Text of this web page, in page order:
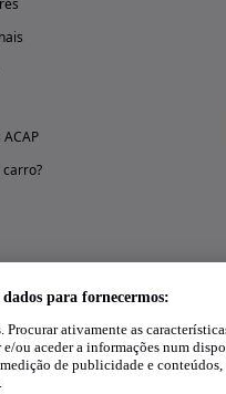
dados para fornecermos:
ativamente as
ou aceder a informações num
de publicidade e conteúdos,